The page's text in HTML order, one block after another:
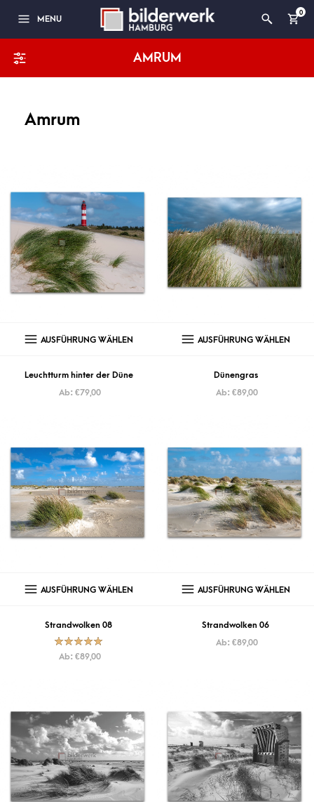
MENU
0
AMRUM
Amrum
AUSFÜHRUNG WÄHLEN
Leuchtturm hinter der Düne
Ab: €79,00
AUSFÜHRUNG WÄHLEN
Dünengras
Ab: €89,00
AUSFÜHRUNG WÄHLEN
Strandwolken 08
Bewertet mit
5.00 von
Ab: €89,00
AUSFÜHRUNG WÄHLEN
Strandwolken 06
Ab: €89,00